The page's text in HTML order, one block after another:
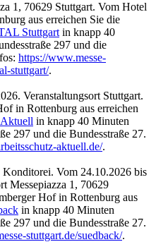
1, 70629 Stuttgart. Vom Hotel
aus erreichen Sie die
Stuttgart in knapp 40
297 und die
https://www.messe-
stuttgart/.
Veranstaltungsort Stuttgart.
in Rottenburg aus erreichen
in knapp 40 Minuten
297 und die Bundesstraße 27.
aktuell.de/.
Konditorei. Vom 24.10.2026 bis
Messepiazza 1, 70629
Hof in Rottenburg aus
in knapp 40 Minuten
297 und die Bundesstraße 27.
stuttgart.de/suedback/.